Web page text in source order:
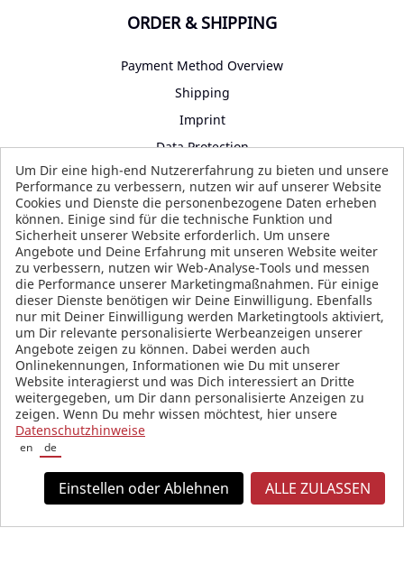
ORDER & SHIPPING
Payment Method Overview
Shipping
Imprint
Data Protection
Terms and Conditions
SOCIAL MEDIA
Um Dir eine high-end Nutzererfahrung zu bieten und unsere
Performance zu verbessern, nutzen wir auf unserer Website
Cookies und Dienste die personenbezogene Daten erheben
können. Einige sind für die technische Funktion und
Sicherheit unserer Website erforderlich. Um unsere
Angebote und Deine Erfahrung mit unseren Website weiter
zu verbessern, nutzen wir Web-Analyse-Tools und messen
die Performance unserer Marketingmaßnahmen. Für einige
dieser Dienste benötigen wir Deine Einwilligung. Ebenfalls
nur mit Deiner Einwilligung werden Marketingtools aktiviert,
um Dir relevante personalisierte Werbeanzeigen unserer
Angebote zeigen zu können. Dabei werden auch
Onlinekennungen, Informationen wie Du mit unserer
Website interagierst und was Dich interessiert an Dritte
weitergegeben, um Dir dann personalisierte Anzeigen zu
zeigen. Wenn Du mehr wissen möchtest, hier unsere
Datenschutzhinweise
en de
Einstellen oder Ablehnen ALLE ZULASSEN